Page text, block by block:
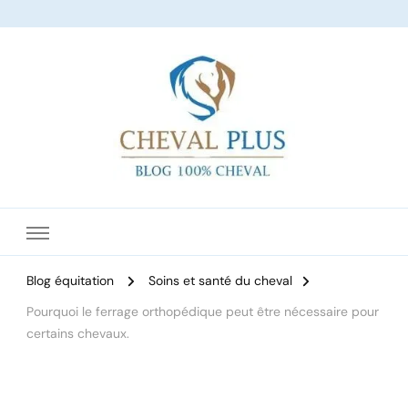
Blog équitation
Soins et santé du cheval
Pourquoi le ferrage orthopédique peut être nécessaire pour
certains chevaux.